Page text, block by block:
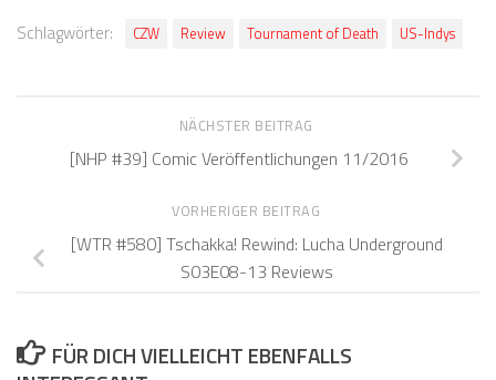
Schlagwörter: CZW Review Tournament of Death US-Indys
NÄCHSTER BEITRAG
[NHP #39] Comic Veröffentlichungen 11/2016
VORHERIGER BEITRAG
[WTR #580] Tschakka! Rewind: Lucha Underground
S03E08-13 Reviews
FÜR DICH VIELLEICHT EBENFALLS